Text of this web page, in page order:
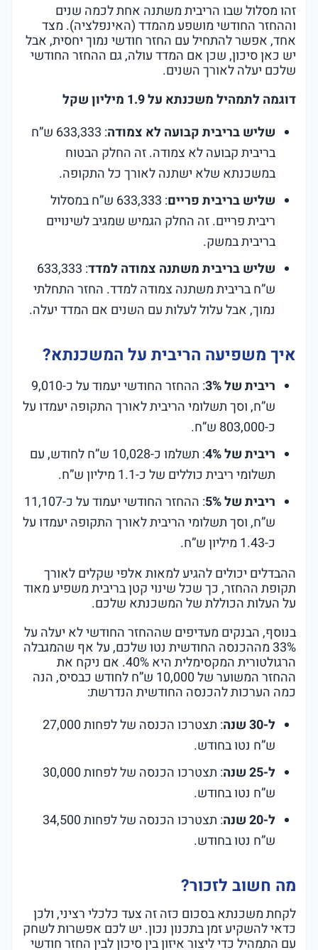
זהו מסלול שבו הריבית משתנה אחת לכמה שנים
וההחזר החודשי מושפע מהמדד (האינפלציה). מצד
אחד, אפשר להתחיל עם החזר חודשי נמוך יחסית, אבל
יש כאן סיכון, שכן אם המדד עולה, גם ההחזר החודשי
שלכם יעלה לאורך השנים.
דוגמה לתמהיל משכנתא על 1.9 מיליון שקל
שליש בריבית קבועה לא צמודה
: 633,333 ש”ח
בריבית קבועה לא צמודה. זה החלק הבטוח
במשכנתא שלא ישתנה לאורך כל התקופה.
שליש בריבית פריים
: 633,333 ש”ח במסלול
ריבית פריים. זה החלק הגמיש שמגיב לשינויים
בריבית במשק.
שליש בריבית משתנה צמודה למדד : 633,333
ש”ח בריבית משתנה צמודה למדד. החזר התחלתי
נמוך, אבל עלול לעלות עם השנים אם המדד יעלה.
איך משפיעה הריבית על המשכנתא?
ריבית של 3%
: ההחזר החודשי יעמוד על כ-9,010
ש”ח, וסך תשלומי הריבית לאורך התקופה יעמדו על
כ-803,000 ש”ח.
ריבית של 4%
: תשלמו כ-10,028 ש”ח לחודש, עם
תשלומי ריבית כוללים של כ-1.1 מיליון ש”ח.
ריבית של 5%
: ההחזר החודשי יעמוד על כ-11,107
ש”ח, וסך תשלומי הריבית לאורך התקופה יעמדו על
כ-1.43 מיליון ש”ח.
ההבדלים יכולים להגיע למאות אלפי שקלים לאורך
תקופת ההחזר, כך שכל שינוי קטן בריבית משפיע מאוד
על העלות הכוללת של המשכנתא שלכם.
בנוסף, הבנקים מעדיפים שההחזר החודשי לא יעלה על
33% מההכנסה החודשית נטו שלכם, על אף שהמגבלה
הרגולטורית המקסימלית היא 40%. אם ניקח את
ההחזר המשוער של 10,000 ש”ח לחודש כבסיס, הנה
כמה הערכות להכנסה החודשית הנדרשת:
ל-30 שנה
: תצטרכו הכנסה של לפחות 27,000
ש”ח נטו בחודש.
ל-25 שנה
: תצטרכו הכנסה של לפחות 30,000
ש”ח נטו בחודש.
ל-20 שנה
: תצטרכו הכנסה של לפחות 34,500
ש”ח נטו בחודש.
מה חשוב לזכור?
לקחת משכנתא בסכום כזה זה צעד כלכלי רציני, ולכן
כדאי להשקיע זמן בתכנון נכון. יש לכם אפשרות לשחק
עם התמהיל כדי ליצור איזון בין סיכון לבין החזר חודשי